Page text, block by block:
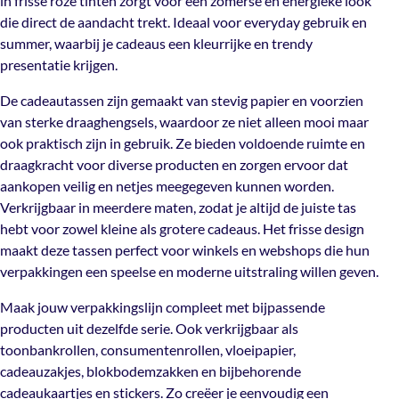
Artikelnummer TP-11303-18,TP-11303-24
Gratis verzending vanaf €300
De cadeautassen zijn gemaakt van stevig papier en
voorzien van sterke draaghengsels, waardoor ze niet
alleen mooi maar ook praktisch zijn in gebruik. Ze bieden
voldoende ruimte en draagkracht voor diverse
netjes meegegeven kunnen worden. Verkrijgbaar in
meerdere maten, zodat je altijd de juiste tas hebt voor
zowel kleine als grotere cadeaus. Het frisse design maakt
deze tassen perfect voor winkels en webshops die hun
verpakkingen een speelse en moderne uitstraling willen
geven.
Maak jouw verpakkingslijn compleet met bijpassende
producten uit dezelfde serie. Ook verkrijgbaar als
cadeauzakjes, blokbodemzakken en bijbehorende
cadeaukaartjes en stickers. Zo creëer je eenvoudig een
consistente en herkenbare look voor al jouw
verpakkingen.
die direct de aandacht trekt. Ideaal voor everyday gebruik en
summer, waarbij je cadeaus een kleurrijke en trendy
presentatie krijgen.
De cadeautassen zijn gemaakt van stevig papier en voorzien
van sterke draaghengsels, waardoor ze niet alleen mooi maar
ook praktisch zijn in gebruik. Ze bieden voldoende ruimte en
draagkracht voor diverse producten en zorgen ervoor dat
aankopen veilig en netjes meegegeven kunnen worden.
Verkrijgbaar in meerdere maten, zodat je altijd de juiste tas
hebt voor zowel kleine als grotere cadeaus. Het frisse design
maakt deze tassen perfect voor winkels en webshops die hun
verpakkingen een speelse en moderne uitstraling willen geven.
Maak jouw verpakkingslijn compleet met bijpassende
producten uit dezelfde serie. Ook verkrijgbaar als
toonbankrollen, consumentenrollen, vloeipapier,
cadeauzakjes, blokbodemzakken en bijbehorende
cadeaukaartjes en stickers. Zo creëer je eenvoudig een